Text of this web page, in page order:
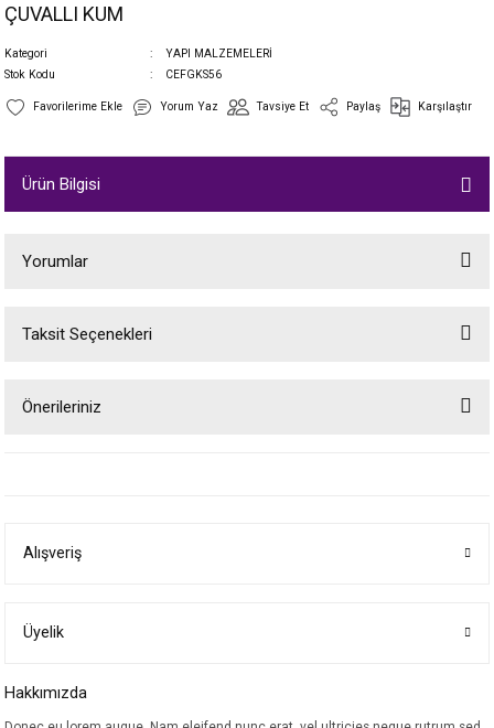
ÇUVALLI KUM
Kategori
YAPI MALZEMELERİ
Stok Kodu
CEFGKS56
Yorum Yaz Tavsiye Et Paylaş Karşılaştır
Ürün Bilgisi
Yorumlar
Taksit Seçenekleri
Önerileriniz
Ürün bilgilerinde hatalar bulunuyor.
Bu ürüne benzer farklı alternatifler olmalı.
Alışveriş
Üyelik
Hakkımızda